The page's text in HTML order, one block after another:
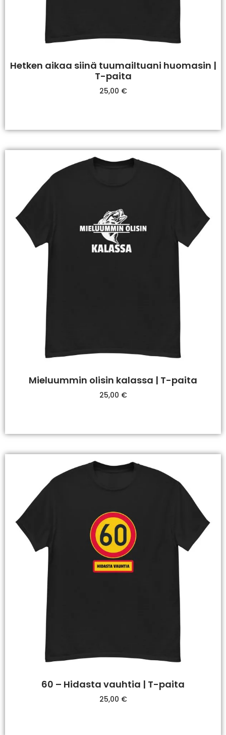
Hetken aikaa siinä tuumailtuani huomasin |
T-paita
25,00 €
Mieluummin olisin kalassa | T-paita
25,00 €
60 – Hidasta vauhtia | T-paita
25,00 €